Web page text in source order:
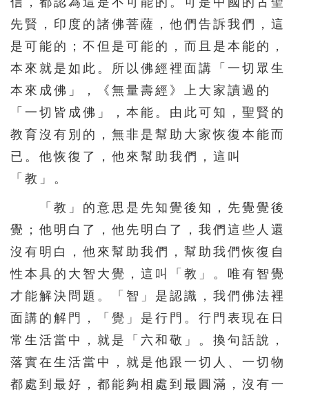
先賢，印度的諸佛菩薩，他們告訴我們，這
是可能的；不但是可能的，而且是本能的，
本來就是如此。所以佛經裡面講「一切眾生
本來成佛」，《無量壽經》上大家讀過的
「一切皆成佛」，本能。由此可知，聖賢的
教育沒有別的，無非是幫助大家恢復本能而
已。他恢復了，他來幫助我們，這叫
「教」。
「教」的意思是先知覺後知，先覺覺後
覺；他明白了，他先明白了，我們這些人還
沒有明白，他來幫助我們，幫助我們恢復自
性本具的大智大覺，這叫「教」。唯有智覺
才能解決問題。「智」是認識，我們佛法裡
面講的解門，「覺」是行門。行門表現在日
常生活當中，就是「六和敬」。換句話說，
落實在生活當中，就是他跟一切人、一切物
都處到最好，都能夠相處到最圓滿，沒有一